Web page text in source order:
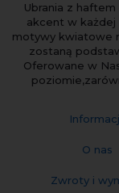
Ubrania z
akcent w
motywy kwiatowe
zostaną
Oferowane w
O nas
Zwroty i